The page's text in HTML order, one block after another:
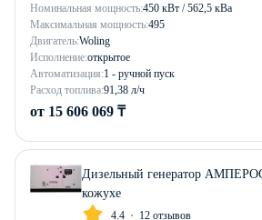
Номинальная мощность:450 кВт / 562,5 кВа
Максимальная мощность:495
Двигатель:Woling
Исполнение:открытое
Автоматизация:1 - ручной пуск
Расход топлива:91,38 л/ч
от 15 606 069 ₸
Дизельный генератор
кожухе
4.4 12 отзывов